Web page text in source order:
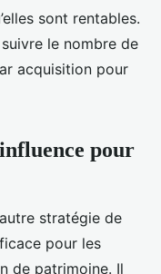
sont rentables.
le nombre de
acquisition pour
pour
stratégie de
pour les
de patrimoine. Il